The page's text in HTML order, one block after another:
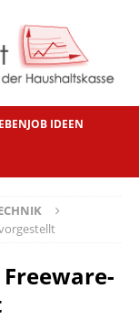
IDEEN